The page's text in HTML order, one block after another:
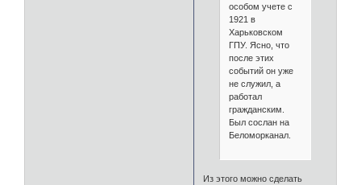
особом учете с
1921 в
Харьковском
ГПУ. Ясно, что
после этих
событий он уже
не служил, а
работал
гражданским.
Был сослан на
Беломорканал.
Из этого можно сделать